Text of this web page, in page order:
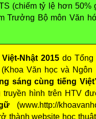
(chiếm tỷ lệ hơn
Trưởng Bộ môn Văn
Nhật 2015 do Tổng
Văn học và
sáng cùng tiếng
truyền hình trên HTV
(www.http://
thành website học